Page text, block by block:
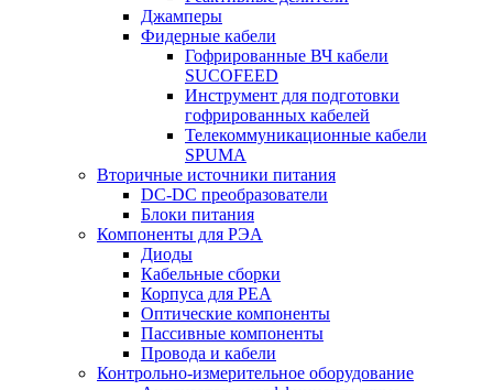
Джамперы
Фидерные кабели
Гофрированные ВЧ кабели
SUCOFEED
Инструмент для подготовки
гофрированных кабелей
Телекоммуникационные кабели
SPUMA
Вторичные источники питания
DC-DC преобразователи
Блоки питания
Компоненты для РЭА
Диоды
Кабельные сборки
Корпуса для РЕА
Оптические компоненты
Пассивные компоненты
Провода и кабели
Контрольно-измерительное оборудование